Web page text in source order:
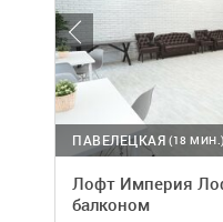
(18 МИН.)
ПАВЕЛЕЦКАЯ
Лофт Империя
балконом